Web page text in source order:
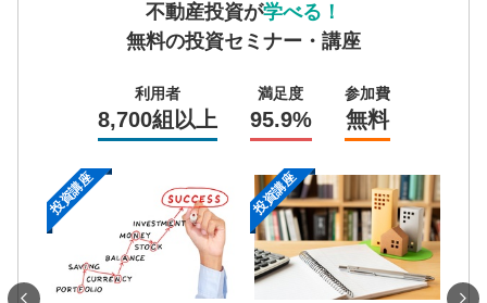
不動産投資が学べる！
無料の投資セミナー・講座
利用者
8,700組以上
満足度
95.9%
参加費
無料
投資講座 投資講座